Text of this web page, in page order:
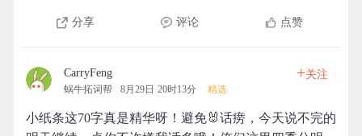
分享 评论 点赞
CarryFeng
蜗牛拓词帮 8月29日 20时13分 精选
+关注
小纸条这70字真是精华呀！避免🐰话痨，今天说不完的